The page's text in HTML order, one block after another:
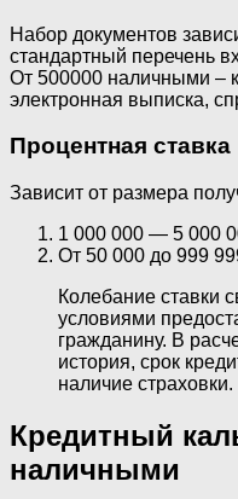
Набор документов
стандартный перечень
От 500000 наличными –
электронная выписка,
Процентная ставка
Зависит от размера
1 000 000 — 5 000
От 50 000 до 999
Колебание ставки
условиями
гражданину. В
история, срок
наличие страховки.
Кредитный
наличными